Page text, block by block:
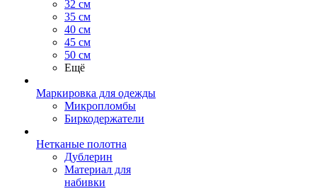
32 см
35 см
40 см
45 см
50 см
Ещё
Маркировка для одежды
Микропломбы
Биркодержатели
Нетканые полотна
Дублерин
Материал для
набивки